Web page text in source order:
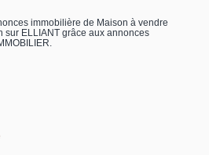
immobilière de Maison à vendre
sur ELLIANT grâce aux annonces